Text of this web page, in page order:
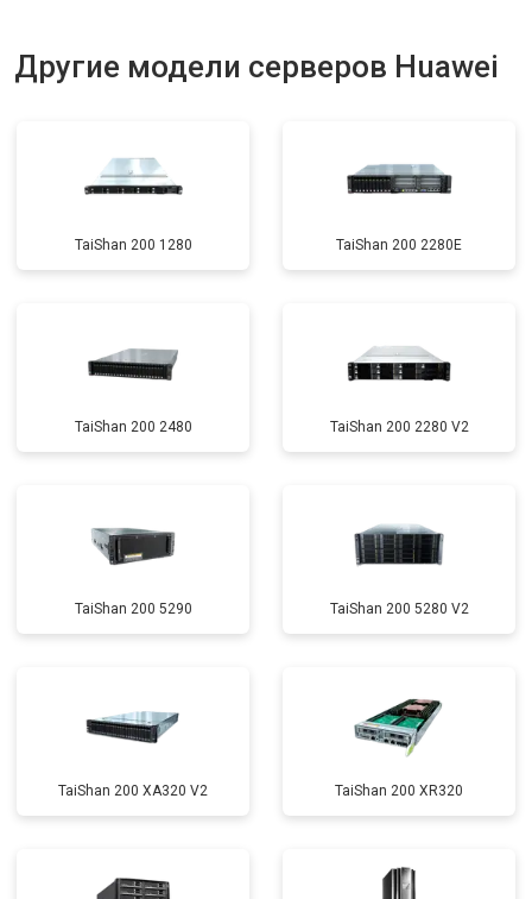
Другие модели серверов Huawei
TaiShan 200 1280 TaiShan 200 2280E
TaiShan 200 2480 TaiShan 200 2280 V2
TaiShan 200 5290 TaiShan 200 5280 V2
TaiShan 200 XA320 V2 TaiShan 200 XR320